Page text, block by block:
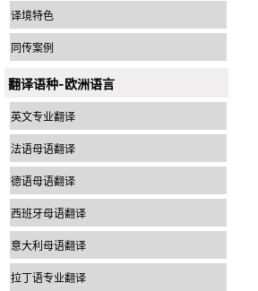
译境特色
同传案例
翻译语种-欧洲语言
英文专业翻译
法语母语翻译
德语母语翻译
西班牙母语翻译
意大利母语翻译
拉丁语专业翻译